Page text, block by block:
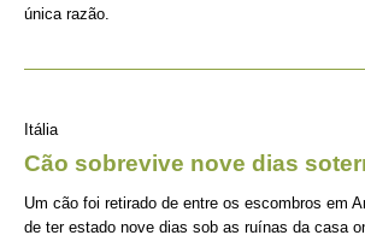
única razão.
Itália
Cão sobrevive nove dias
Um cão foi retirado de entre os escombros em
de ter estado nove dias sob as ruínas da casa